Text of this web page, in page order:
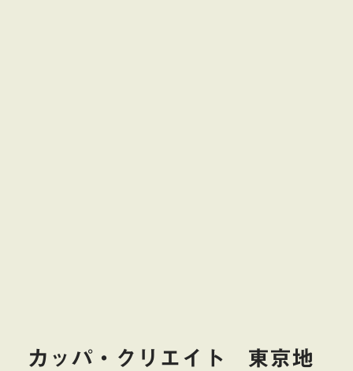
カッパ・クリエイト 東京地